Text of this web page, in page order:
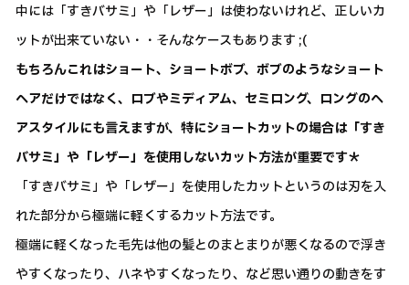
中には「すきバサミ」や「レザー」は使わないけれど、正しいカ
ットが出来ていない・・そんなケースもあります ;(
もちろんこれはショート、ショートボブ、ボブのようなショート
ヘアだけではなく、ロブやミディアム、セミロング、ロングのヘ
アスタイルにも言えますが、特にショートカットの場合は「すき
バサミ」や「レザー」を使用しないカット方法が重要です＊
「すきバサミ」や「レザー」を使用したカットというのは刃を入
れた部分から極端に軽くするカット方法です。
極端に軽くなった毛先は他の髪とのまとまりが悪くなるので浮き
やすくなったり、ハネやすくなったり、など思い通りの動きをす